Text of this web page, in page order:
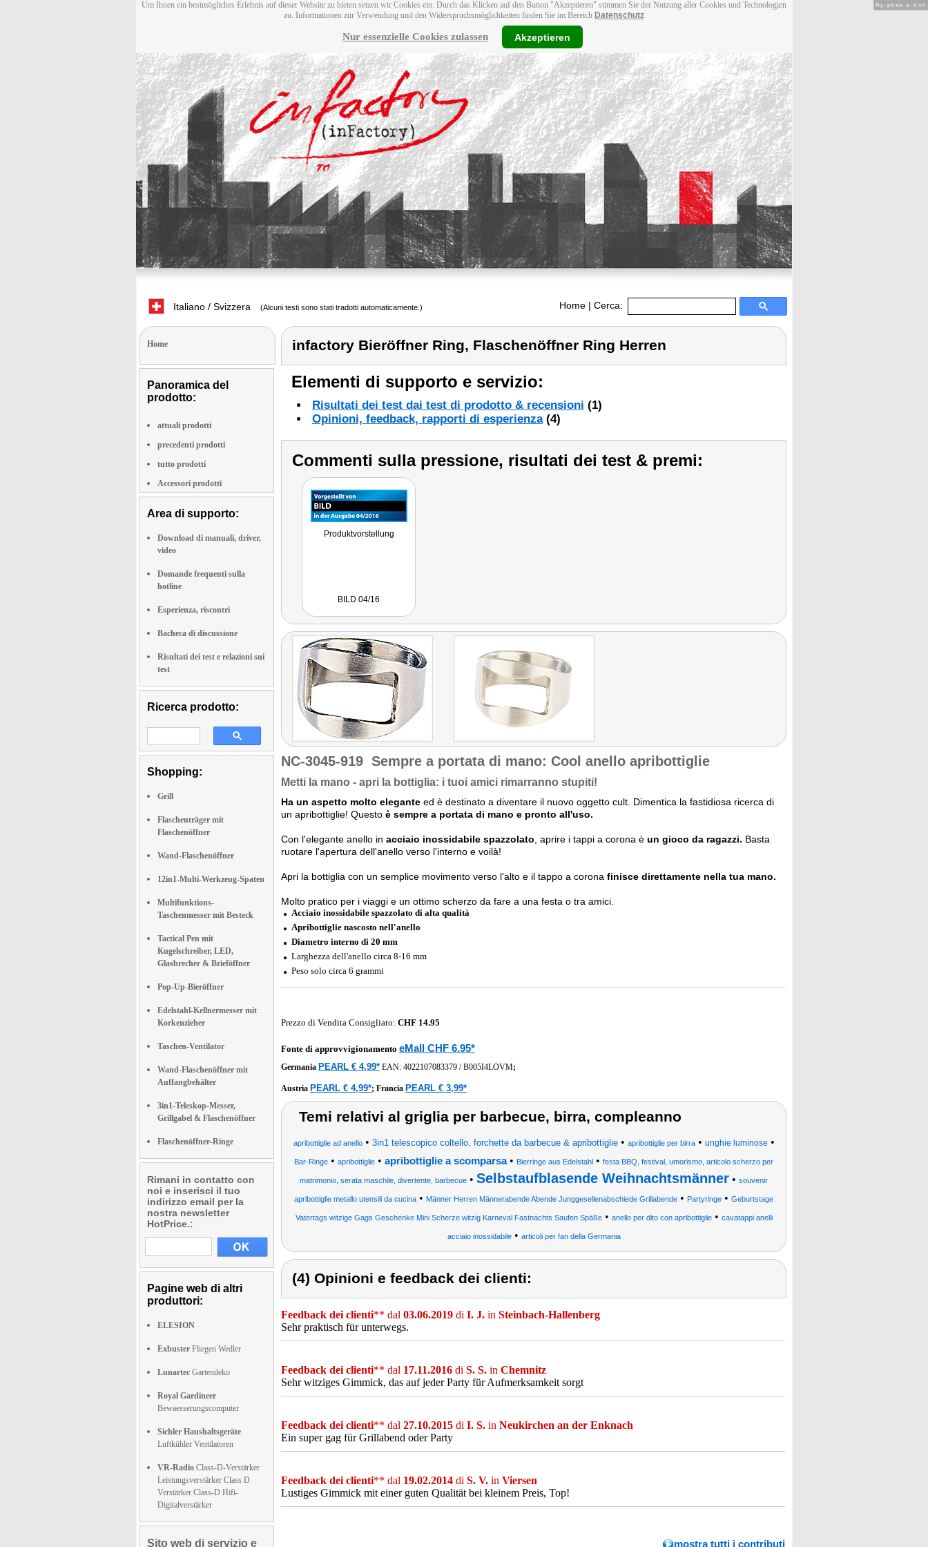
Um Ihnen ein bestmögliches Erlebnis auf dieser Website zu bieten setzen wir Cookies ein. Durch das Klicken auf den Button "Akzeptieren" stimmen Sie der Nutzung aller Cookies und Technologien
zu. Informationen zur Verwendung und den Widerspruchsmöglichkeiten finden Sie im Bereich Datenschutz
Nur essenzielle Cookies zulassen Akzeptieren
Italiano / Svizzera (Alcuni testi sono stati tradotti automaticamente.) Home | Cerca:
Home
Panoramica del
prodotto:
attuali prodotti
precedenti prodotti
tutto prodotti
Accessori prodotti
Area di supporto:
Download di manuali, driver,
video
Domande frequenti sulla
hotline
Esperienza, riscontri
Bacheca di discussione
Risultati dei test e relazioni sui
test
Ricerca prodotto:
Shopping:
Grill
Flaschenträger mit
Flaschenöffner
Wand-Flaschenöffner
12in1-Multi-Werkzeug-Spaten
Multifunktions-
Taschenmesser mit Besteck
Tactical Pen mit
Kugelschreiber, LED,
Glasbrecher & Brieföffner
Pop-Up-Bieröffner
Edelstahl-Kellnermesser mit
Korkenzieher
Taschen-Ventilator
Wand-Flaschenöffner mit
Auffangbehälter
3in1-Teleskop-Messer,
Grillgabel & Flaschenöffner
Flaschenöffner-Ringe
Rimani in contatto con
noi e inserisci il tuo
indirizzo email per la
nostra newsletter
HotPrice.:
Pagine web di altri
produttori:
ELESION
Exbuster Fliegen Wedler
Lunartec Gartendeko
Royal Gardineer
Bewaesserungscomputer
Sichler Haushaltsgeräte
Luftkühler Ventilatoren
VR-Radio Class-D-Verstärker
Leistungsverstärker Class D
Verstärker Class-D Hifi-
Digitalverstärker
Sito web di servizio e
infactory Bieröffner Ring, Flaschenöffner Ring Herren
Elementi di supporto e servizio:
Risultati dei test dai test di prodotto & recensioni (1)
Opinioni, feedback, rapporti di esperienza(4)
Commenti sulla pressione, risultati dei test & premi:
Produktvorstellung
BILD 04/16
NC-3045-919 Sempre a portata di mano: Cool anello apribottiglie
Metti la mano - apri la bottiglia: i tuoi amici rimarranno stupiti!
Ha un aspetto molto elegante ed è destinato a diventare il nuovo oggetto cult. Dimentica la fastidiosa ricerca di
un apribottiglie! Questo è sempre a portata di mano e pronto all'uso.
Con l'elegante anello in acciaio inossidabile spazzolato , aprire i tappi a corona è un gioco da ragazzi. Basta
ruotare l'apertura dell'anello verso l'interno e voilà!
Apri la bottiglia con un semplice movimento verso l'alto e il tappo a corona finisce direttamente nella tua mano.
Molto pratico per i viaggi e un ottimo scherzo da fare a una festa o tra amici.
Acciaio inossidabile spazzolato di alta qualità
Apribottiglie nascosto nell'anello
Diametro interno di 20 mm
Larghezza dell'anello circa 8-16 mm
Peso solo circa 6 grammi
Prezzo di Vendita Consigliato: CHF 14.95
Fonte di approvvigionamento eMall CHF 6.95*
Germania PEARL € 4,99* EAN: 4022107083379 /B005I4LOVM;
Austria PEARL € 4,99*; Francia PEARL € 3,99*
Temi relativi al griglia per barbecue, birra, compleanno
apribottiglie ad anello• 3in1 telescopico coltello, forchette da barbecue & apribottiglie• apribottiglie per birra• unghie luminose •
Bar-Ringe • apribottiglie • apribottiglie a scomparsa• Bierringe aus Edelstahl • festa BBQ, festival, umorismo, articolo scherzo per
matrimonio, serata maschile, divertente, barbecue • Selbstaufblasende Weihnachtsmänner • souvenir
apribottiglie metallo utensili da cucina • Männer Herren Männerabende Abende Junggesellenabschiede Grillabende • Partyringe • Geburtstage
Vatertags witzige Gags Geschenke Mini Scherze witzig Karneval Fastnachts Saufen Späße• anello per dito con apribottiglie• cavatappi anelli
acciaio inossidabile• articoli per fan della Germania
(4) Opinioni e feedback dei clienti:
Feedback dei clienti** dal 03.06.2019 di I. J. in Steinbach-Hallenberg
Sehr praktisch für unterwegs.
Feedback dei clienti** dal 17.11.2016 di S. S. in Chemnitz
Sehr witziges Gimmick, das auf jeder Party für Aufmerksamkeit sorgt
Feedback dei clienti** dal 27.10.2015 di I. S. in Neukirchen an der Enknach
Ein super gag für Grillabend oder Party
Feedback dei clienti** dal 19.02.2014 di S. V. in Viersen
Lustiges Gimmick mit einer guten Qualität bei kleinem Preis, Top!
mostra tutti i contributi
Hy-phen-a-tion